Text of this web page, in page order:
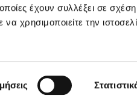
έχουν συλλέξει σε
χρησιμοποιείτε την
Created by